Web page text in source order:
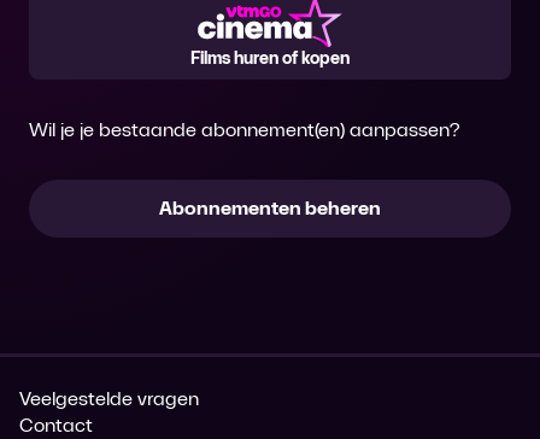
Films huren of kopen
Wil je je bestaande abonnement(en) aanpassen?
Abonnementen beheren
Veelgestelde vragen
Contact